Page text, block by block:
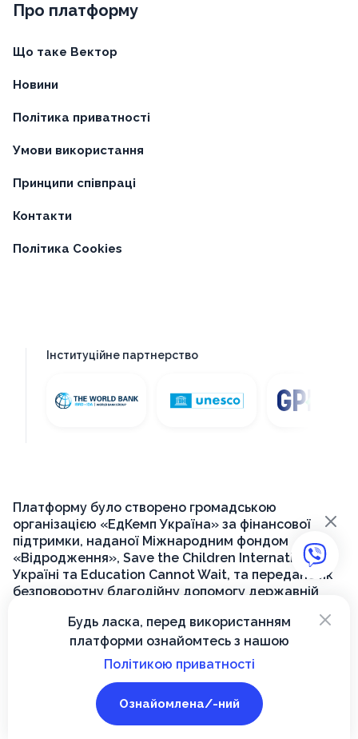
Про платформу
Що таке Вектор
Новини
Політика приватності
Умови використання
Принципи співпраці
Контакти
Політика Cookies
Інституційне партнерство
Платформу було створено громадською
організацією «ЕдКемп Україна» за фінансової
підтримки, наданої Міжнародним фондом
«Відродження», Save the Children International в
Україні та Education Cannot Wait, та передано як
безповоротну благодійну допомогу державній
для її подальшого функціонування на державному
© 2026, Вектор
×
Будь ласка, перед використанням
платформи ознайомтесь з нашою
Політикою приватності
Ознайомлена/-ний
×